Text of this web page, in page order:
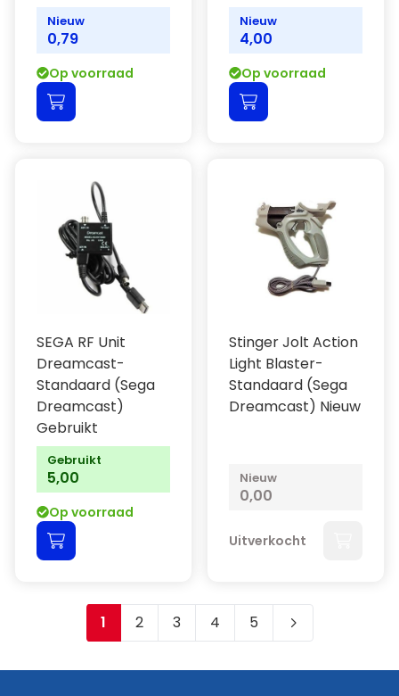
Nieuw
0,79
Op voorraad
Nieuw
4,00
Op voorraad
SEGA RF Unit
Dreamcast-
Standaard (Sega
Dreamcast)
Gebruikt
Gebruikt
5,00
Op voorraad
Stinger Jolt Action
Light Blaster-
Standaard (Sega
Dreamcast) Nieuw
Nieuw
0,00
Uitverkocht
Je leest momenteel pagina
1 Pagina
2 Pagina
3 Pagina
4 Pagina
5